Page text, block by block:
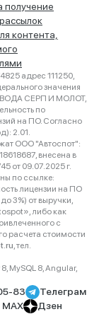
получение
контента,
адрес 111250,
значения
СЕРП И МОЛОТ,
по
на ПО. Согласно
2.01.
ООО "Автоспот":
внесена в
от 09.07.2025 г.
по ссылке:
лицензии на ПО
3%) от выручки,
либо как
с
расчета стоимости
, тел.
MySQL 8, Angular,
83
Телеграм
MAX
Дзен